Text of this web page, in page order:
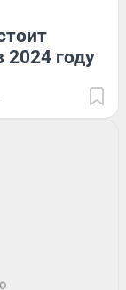
2024 году